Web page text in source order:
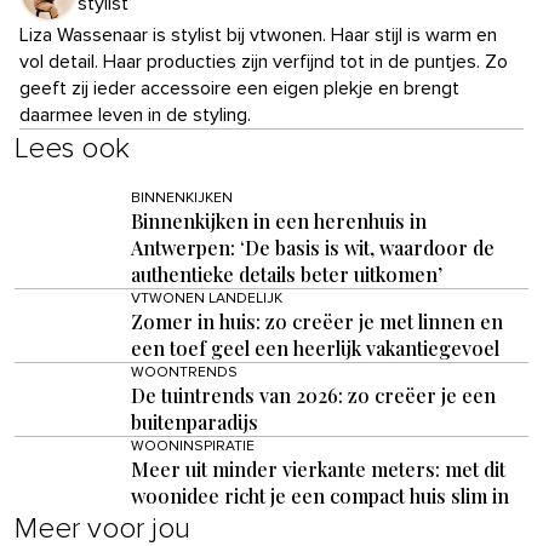
Liza Wassenaar is stylist bij vtwonen. Haar stijl is warm en
vol detail. Haar producties zijn verfijnd tot in de puntjes. Zo
geeft zij ieder accessoire een eigen plekje en brengt
daarmee leven in de styling.
Lees ook
BINNENKIJKEN
Binnenkijken in een herenhuis in
Antwerpen: ‘De basis is wit, waardoor de
authentieke details beter uitkomen’
VTWONEN LANDELIJK
Zomer in huis: zo creëer je met linnen en
een toef geel een heerlijk vakantiegevoel
WOONTRENDS
De tuintrends van 2026: zo creëer je een
buitenparadijs
WOONINSPIRATIE
Meer uit minder vierkante meters: met dit
woonidee richt je een compact huis slim in
Meer voor jou